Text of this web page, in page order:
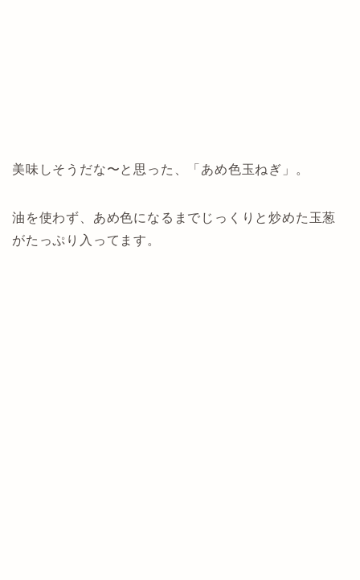
美味しそうだな〜と思った、「あめ色玉ねぎ」。
油を使わず、あめ色になるまでじっくりと炒めた玉葱
がたっぷり入ってます。